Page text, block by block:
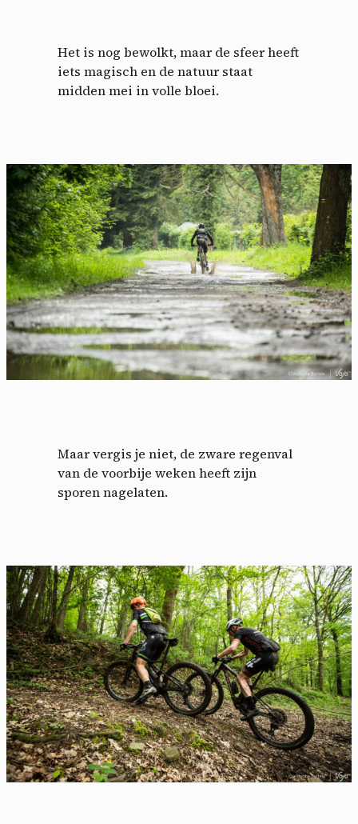
Het is nog bewolkt, maar de sfeer heeft
iets magisch en de natuur staat
midden mei in volle bloei.
Maar vergis je niet, de zware regenval
van de voorbije weken heeft zijn
sporen nagelaten.
Cookies management
panel
By allowing these third party services, you accept their
cookies and the use of tracking technologies necessary for
their proper functioning.